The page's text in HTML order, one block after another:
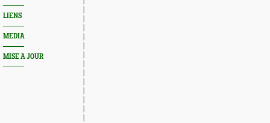
LIENS
MEDIA
MISE A JOUR